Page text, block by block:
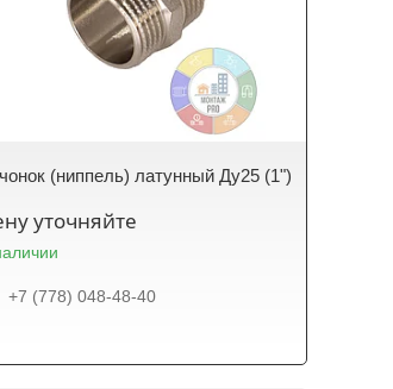
(ниппель) латунный Ду25 (1")
уточняйте
+7 (778) 048-48-40